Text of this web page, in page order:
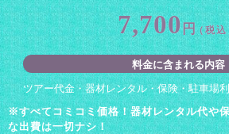
7,700円 （税込
料金に含まれる内容
ツアー代金・器材レンタル・保険・駐車場
※すべてコミコミ価格！器材レンタル代や
な出費は一切ナシ！